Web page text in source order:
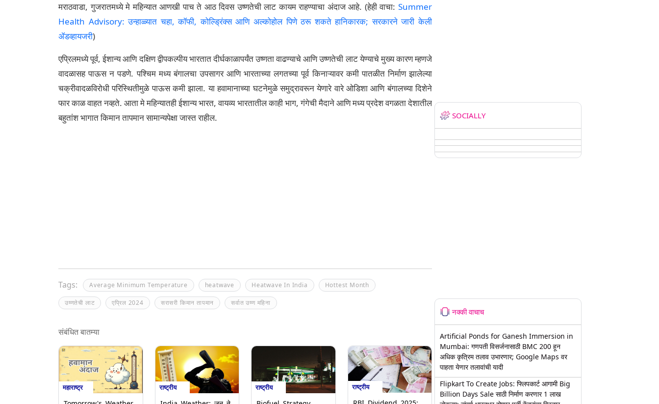
मराठवाडा, गुजरातमध्ये मे महिन्यात आणखी पाच ते आठ दिवस उष्णतेची लाट कायम राहण्याचा अंदाज आहे. (हेही वाचा: Summer
Health Advisory: उन्हाळ्यात चहा, कॉफी, कोल्ड्रिंक्स आणि अल्कोहोल पिणे ठरू शकते हानिकारक; सरकारने जारी केली
ॲडव्हायजरी)
एप्रिलमध्ये पूर्व, ईशान्य आणि दक्षिण द्वीपकल्पीय भारतात दीर्घकाळापर्यंत उष्णता वाढण्याचे आणि उष्णतेची लाट येण्याचे मुख्य कारण म्हणजे
वादळासह पाऊस न पडणे. पश्चिम मध्य बंगालचा उपसागर आणि भारताच्या लगतच्या पूर्व किनाऱ्यावर कमी पातळीत निर्माण झालेल्या
चक्रीवादळविरोधी परिस्थितीमुळे पाऊस कमी झाला. या हवामानाच्या घटनेमुळे समुद्रावरून येणारे वारे ओडिशा आणि बंगालच्या दिशेने
फार काळ वाहत नव्हते. आता मे महिन्यातही ईशान्य भारत, वायव्य भारतातील काही भाग, गंगेची मैदाने आणि मध्य प्रदेश वगळता देशातील
बहुतांश भागात किमान तापमान सामान्यपेक्षा जास्त राहील.
Tags: Average Minimum Temperature heatwave Heatwave In India Hottest Month
उष्णतेची लाट एप्रिल 2024 सरासरी किमान तापमान सर्वात उष्ण महिना
संबंधित बातम्या
महाराष्ट्र राष्ट्रीय राष्ट्रीय राष्ट्रीय
SOCIALLY
नक्की वाचाच
Artificial Ponds for Ganesh Immersion in
Mumbai: गणपती विसर्जनासाठी BMC 200 हून
अधिक कृत्रिम तलाव उभारणार; Google Maps वर
पाहता येणार तलावांची यादी
Flipkart To Create Jobs: फ्लिपकार्ट आगामी Big
Billion Days Sale साठी निर्माण करणार 1 लाख